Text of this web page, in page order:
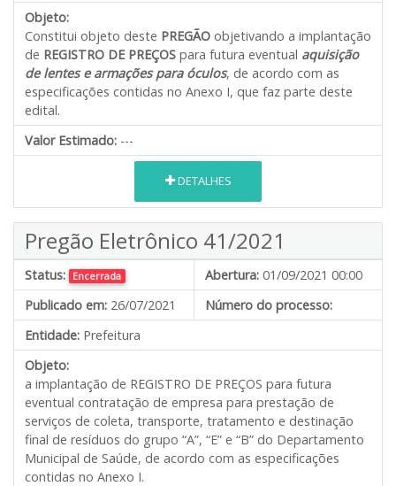
Objeto:
Constitui objeto deste PREGÃO objetivando a implantação
de REGISTRO DE PREÇOS para futura eventual aquisição
de lentes e armações para óculos, de acordo com as
especificações contidas no Anexo I, que faz parte deste
edital.
Valor Estimado: ---
DETALHES
Pregão Eletrônico 41/2021
Status: Encerrada Abertura: 01/09/2021 00:00
Publicado em: 26/07/2021
Número do processo:
Entidade: Prefeitura
Objeto:
a implantação de REGISTRO DE PREÇOS para futura
eventual contratação de empresa para prestação de
serviços de coleta, transporte, tratamento e destinação
final de resíduos do grupo “A”, “E” e “B” do Departamento
Municipal de Saúde, de acordo com as especificações
contidas no Anexo I.